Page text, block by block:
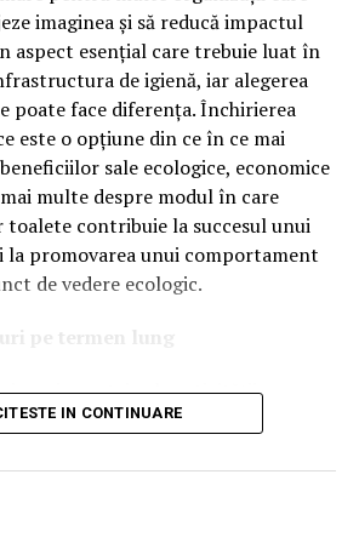
VMP?
o gamă de uleiuri dezvoltate
care necesită performanțe
cu numeroase specificații ale
în special motoarelor
și diesel, inclusiv celor echipate cu:
moderne;
Stop.
importante caracteristici ale acestui
imaginea și să reducă impactul
aspect esențial care trebuie luat în
de igienă, iar alegerea
face diferența. Închirierea
este o opțiune din ce în ce mai
sale ecologice, economice
multe despre modul în care
toalete contribuie la succesul unui
la promovarea unui comportament
de vedere ecologic.
pe termen lung
mari avantaje ale activității
ecologiceeste economia de costuri.
este o opțiune mai rentabilă decât
permanente de toalete.
nu necesită conexiuni complexe la
IN CONTINUARE